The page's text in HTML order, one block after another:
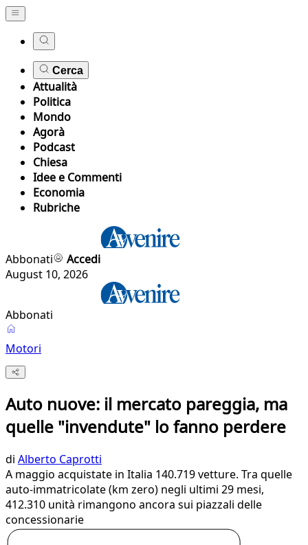
Cerca
Attualità
Politica
Mondo
Agorà
Podcast
Chiesa
Idee e Commenti
Economia
Rubriche
Abbonati
Accedi
August 10, 2026
Abbonati
Motori
Auto nuove: il mercato pareggia, ma
quelle "invendute" lo fanno perdere
di Alberto Caprotti
A maggio acquistate in Italia 140.719 vetture. Tra quelle
auto-immatricolate (km zero) negli ultimi 29 mesi,
412.310 unità rimangono ancora sui piazzali delle
concessionarie